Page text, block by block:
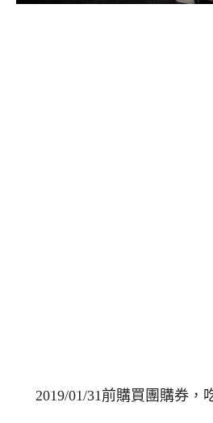
2019/01/31前購買團購券，